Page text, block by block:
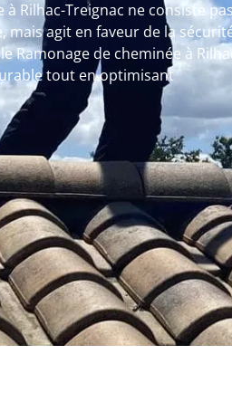
à Rilhac-Treignac ne consiste pas
mais agit en faveur de la
Ramonage de cheminée à
tout en optimisant